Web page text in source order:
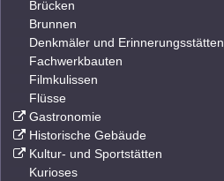
Brücken
Brunnen
Denkmäler und Erinnerungsstätten
Fachwerkbauten
Filmkulissen
Flüsse
Gastronomie
Historische Gebäude
Kultur- und Sportstätten
Kurioses